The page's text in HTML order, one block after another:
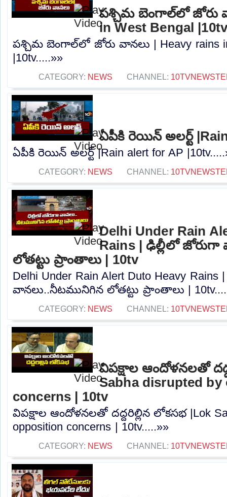
పశ్చిమ బెంగాల్‌లో జోరు
in West Bengal
పశ్చిమ బెంగాల్‌లో జోరు వానలు | Heavy rains
|10tv.....»»
CATEGORY: NEWS CHANNEL:
ఏపీకి రెయిన్ అలర్ట్
ఏపీకి రెయిన్ అలర్ట్ |Rain alert for AP
CATEGORY: NEWS CHANNEL:
Delhi Under Rain
Rains | ఢిల్లీలో
లోతట్టు ప్రాంతాలు | 10tv
Delhi Under Rain Alert Duto Heavy
వానలు..నీటమునిగిన లోతట్టు ప్రాంతాలు |
CATEGORY: NEWS CHANNEL:
విపక్షాల ఆందోళనలతో
Sabha disrupted
concerns | 10tv
విపక్షాల ఆందోళనలతో దద్దరిల్లిన లోకసభ |Lok
opposition concerns | 10tv.....»»
CATEGORY: NEWS CHANNEL: